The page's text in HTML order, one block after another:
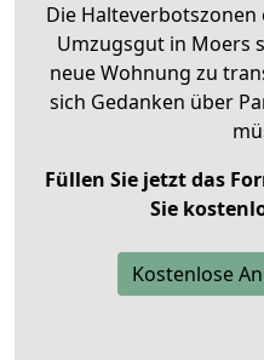
Die
Umzugsgut in Moers
neue Wohnung zu
sich Gedanken über
Füllen Sie jetzt das
Sie
Kostenlose